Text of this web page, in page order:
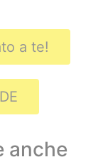
a te!
anche